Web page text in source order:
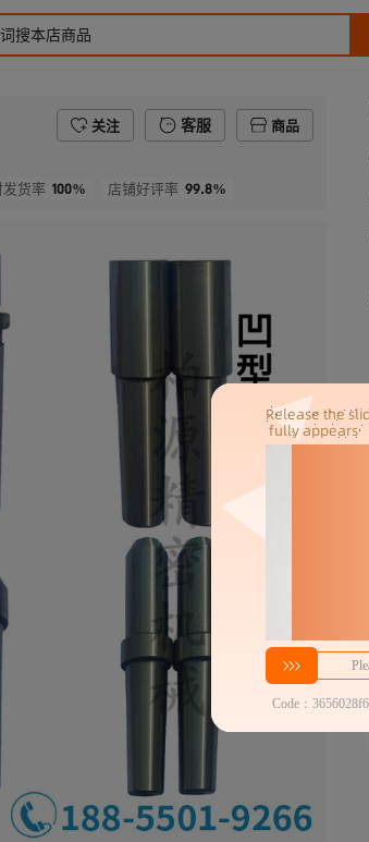
关注 客服
商品
发货率 100% 店铺好评率 99.8%